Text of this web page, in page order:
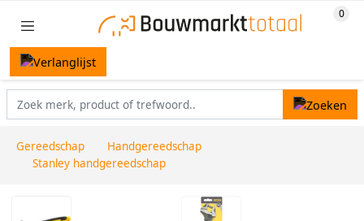
Gereedschap
Handgereedschap
Stanley handgereedschap